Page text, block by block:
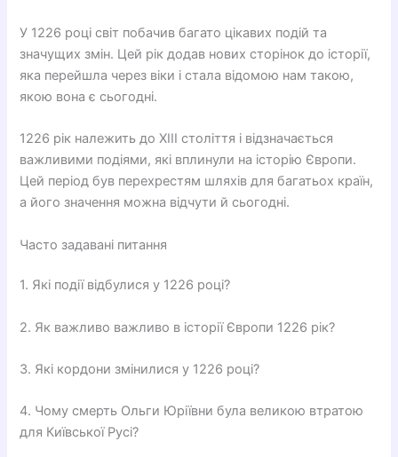
У 1226 році світ побачив багато цікавих подій та
значущих змін. Цей рік додав нових сторінок до історії,
яка перейшла через віки і стала відомою нам такою,
якою вона є сьогодні.
1226 рік належить до XIII століття і відзначається
важливими подіями, які вплинули на історію Європи.
Цей період був перехрестям шляхів для багатьох країн,
а його значення можна відчути й сьогодні.
Часто задавані питання
1. Які події відбулися у 1226 році?
2. Як важливо важливо в історії Європи 1226 рік?
3. Які кордони змінилися у 1226 році?
4. Чому смерть Ольги Юріївни була великою втратою
для Київської Русі?